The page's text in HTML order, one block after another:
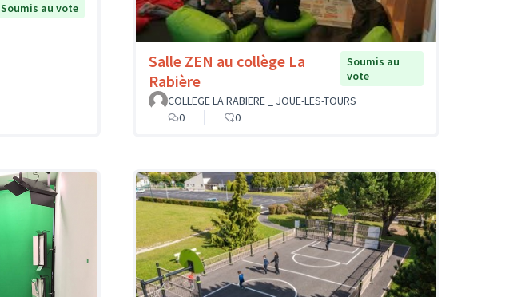
Soumis au vote
Salle ZEN au collège La
Rabière
Soumis au
vote
COLLEGE LA RABIERE _ JOUE-LES-TOURS
0
0